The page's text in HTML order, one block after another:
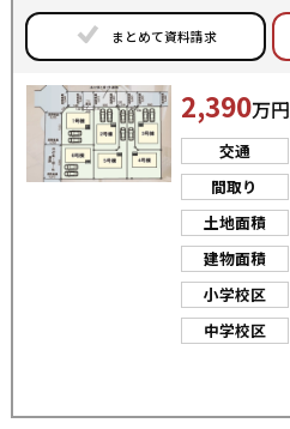
まとめて資料請求
2,390万円
交通
間取り
土地面積
建物面積
小学校区
中学校区